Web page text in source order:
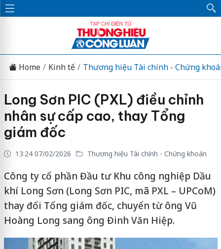
Home Kinh tế Thương hiệu Tài chính - Chứng
Long Sơn PIC (PXL) điều chỉnh
nhân sự cấp cao, thay Tổng
giám đốc
13:24 07/02/2026 Thương hiệu Tài chính - Chứng khoán
Công ty cổ phần Đầu tư Khu công nghiệp Dầu
khí Long Sơn (Long Sơn PIC, mã PXL – UPCoM)
thay đổi Tổng giám đốc, chuyển từ ông Vũ
Hoàng Long sang ông Đinh Văn Hiệp.